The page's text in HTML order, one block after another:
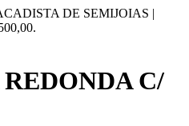
DE SEMIJOIAS |
C/